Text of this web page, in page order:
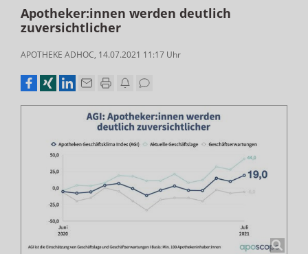
Apotheker:innen werden deutlich
zuversichtlicher
APOTHEKE ADHOC, 14.07.2021 11:17 Uhr